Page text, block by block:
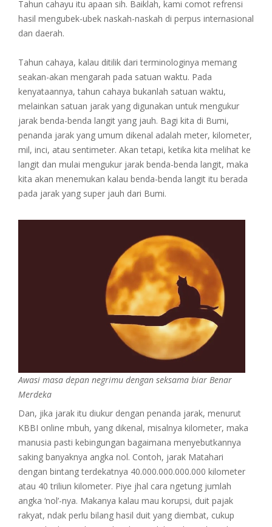
Tahun cahayu itu apaan sih. Baiklah, kami comot refrensi
hasil mengubek-ubek naskah-naskah di perpus internasional
dan daerah.
Tahun cahaya, kalau ditilik dari terminologinya memang
seakan-akan mengarah pada satuan waktu. Pada
kenyataannya, tahun cahaya bukanlah satuan waktu,
melainkan satuan jarak yang digunakan untuk mengukur
jarak benda-benda langit yang jauh. Bagi kita di Bumi,
penanda jarak yang umum dikenal adalah meter, kilometer,
mil, inci, atau sentimeter. Akan tetapi, ketika kita melihat ke
langit dan mulai mengukur jarak benda-benda langit, maka
kita akan menemukan kalau benda-benda langit itu berada
pada jarak yang super jauh dari Bumi.
Awasi masa depan negrimu dengan seksama biar Benar
Merdeka
Dan, jika jarak itu diukur dengan penanda jarak, menurut
KBBI online mbuh, yang dikenal, misalnya kilometer, maka
manusia pasti kebingungan bagaimana menyebutkannya
saking banyaknya angka nol. Contoh, jarak Matahari
dengan bintang terdekatnya 40.000.000.000.000 kilometer
atau 40 triliun kilometer. Piye jhal cara ngetung jumlah
angka ‘nol’-nya. Makanya kalau mau korupsi, duit pajak
rakyat, ndak perlu bilang hasil duit yang diembat, cukup